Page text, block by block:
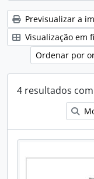
Previsualizar a
Visualização em
Ordenar por
4 resultados